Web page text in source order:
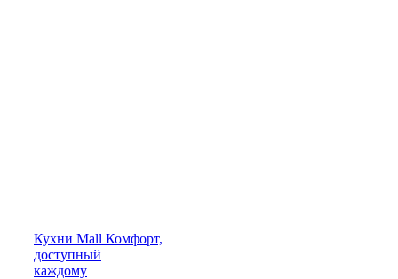
Кухни Mall Комфорт,
доступный
каждому